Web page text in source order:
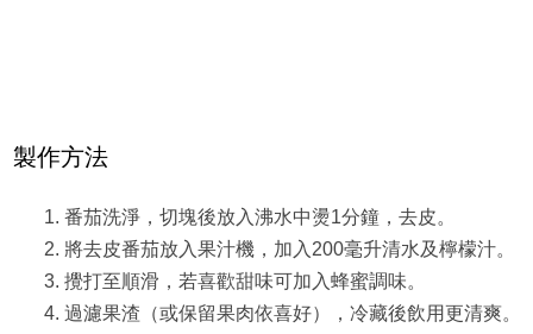
製作方法
番茄洗淨，切塊後放入沸水中燙1分鐘，去皮。
將去皮番茄放入果汁機，加入200毫升清水及檸檬汁。
攪打至順滑，若喜歡甜味可加入蜂蜜調味。
過濾果渣（或保留果肉依喜好），冷藏後飲用更清爽。